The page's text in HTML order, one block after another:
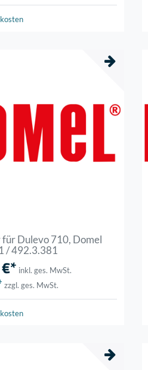
für Dulevo 710, Domel
/ 492.3.381
inkl. ges. MwSt.
zzgl. ges. MwSt.